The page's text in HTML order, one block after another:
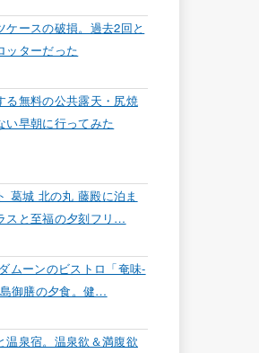
ケースの破損。過去2回と
ッターだった
る無料の公共露天・尻焼
い早朝に行ってみた
葛城 北の丸 藤殿に泊ま
スと至福の夕刻フリ…
ムーンのビストロ「奄味-
御膳の夕食。健…
温泉宿。温泉欲＆満腹欲